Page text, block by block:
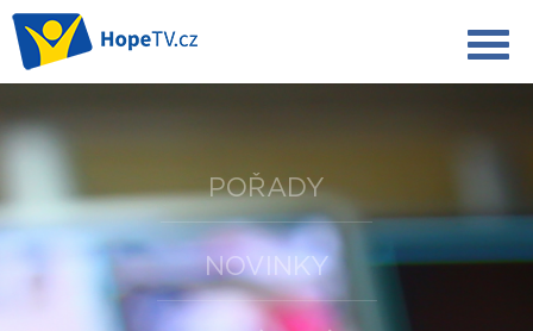
POŘADY
NOVINKY